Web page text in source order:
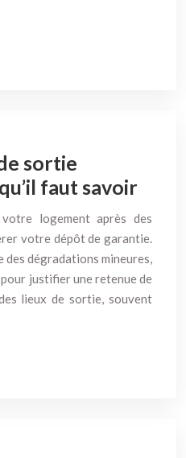
sortie
faut savoir
logement après des
votre dépôt de garantie.
des dégradations mineures,
justifier une retenue de
lieux de sortie, souvent